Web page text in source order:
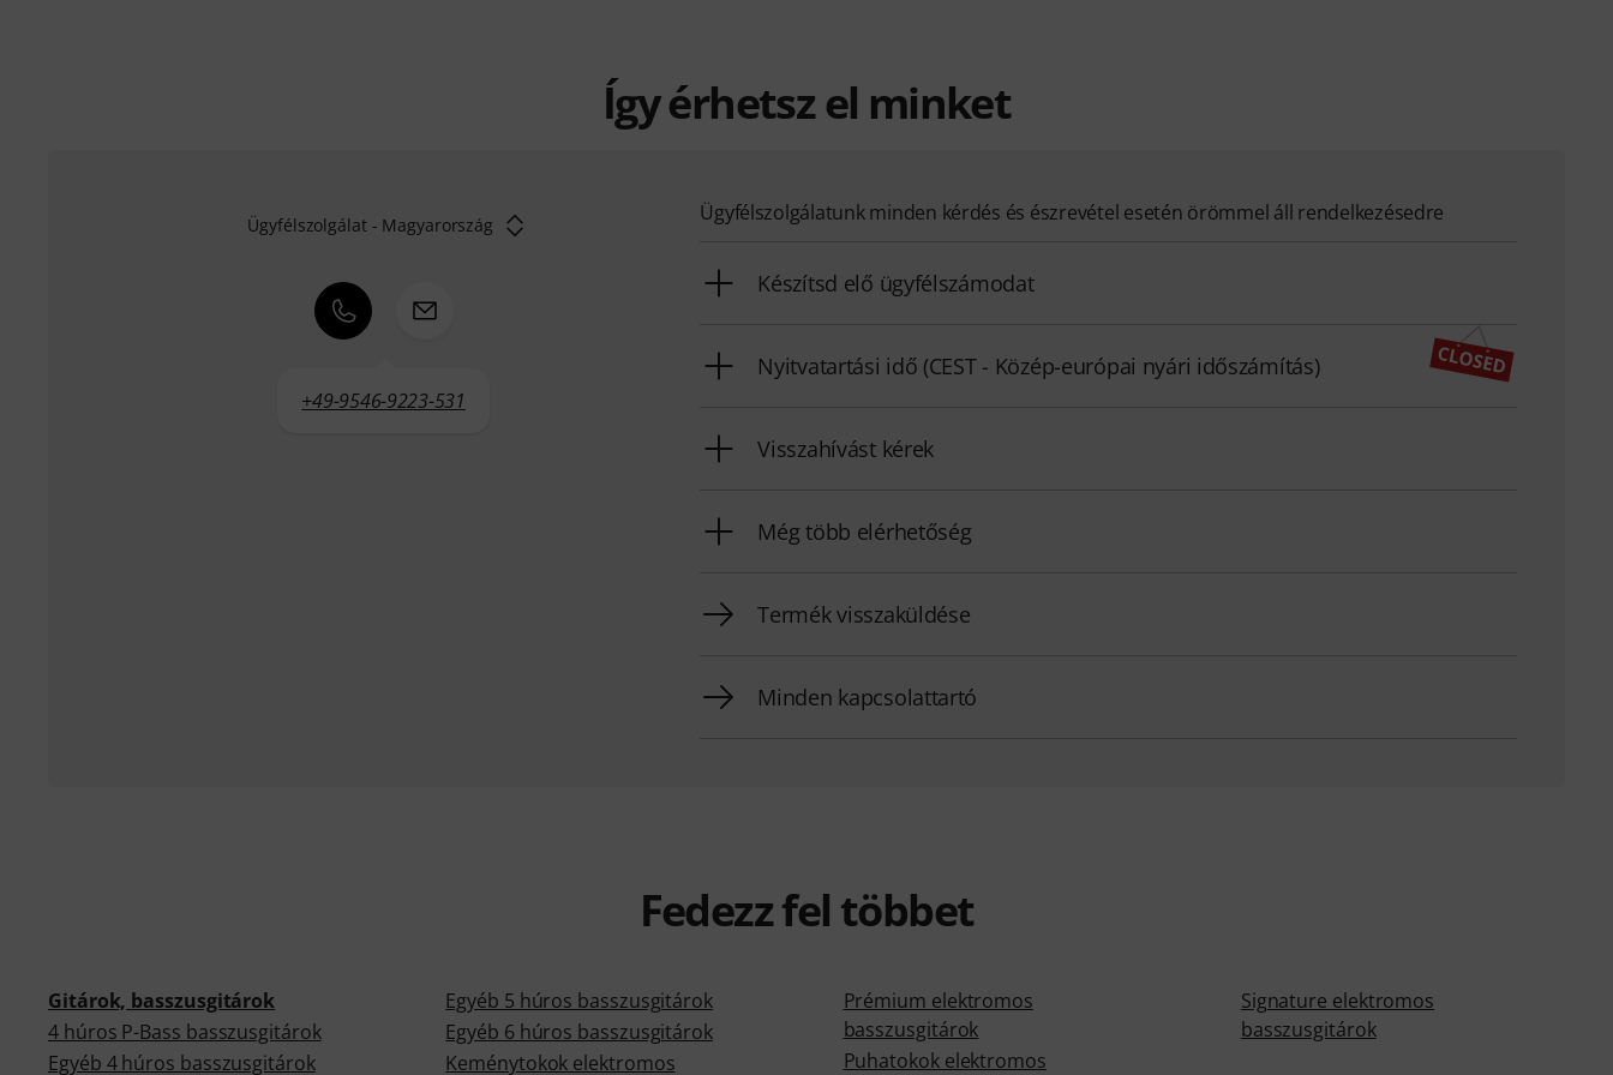
Így érhetsz el minket
Ügyfélszolgálat - Magyarország
+49-9546-9223-531
Ügyfélszolgálatunk minden kérdés és észrevétel esetén örömmel áll rendelkezésedre
Készítsd elő ügyfélszámodat
Nyitvatartási idő (CEST - Közép-európai nyári időszámítás)
Visszahívást kérek
Még több elérhetőség
Termék visszaküldése
Minden kapcsolattartó
Fedezz fel többet
Gitárok, basszusgitárok
4 húros P-Bass basszusgitárok
Egyéb 4 húros basszusgitárok
Egyéb 5 húros basszusgitárok
Egyéb 6 húros basszusgitárok
Keménytokok elektromos
Prémium elektromos
basszusgitárok
Puhatokok elektromos
Signature elektromos
basszusgitárok